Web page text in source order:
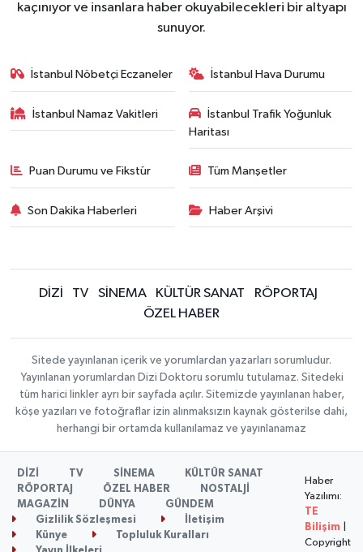
kaçınıyor ve insanlara haber okuyabilecekleri bir altyapı
sunuyor.
İstanbul Nöbetçi Eczaneler İstanbul Hava Durumu
İstanbul Namaz Vakitleri
İstanbul Trafik Yoğunluk
Haritası
Puan Durumu ve Fikstür Tüm Manşetler
Son Dakika Haberleri Haber Arşivi
DİZİ TV SİNEMA KÜLTÜR SANAT
RÖPORTAJ
ÖZEL HABER
Sitede yayınlanan içerik ve yorumlardan yazarları sorumludur.
Yayınlanan yorumlardan Dizi Doktoru sorumlu tutulamaz. Sitedeki
tüm harici linkler ayrı bir sayfada açılır. Sitemizde yayınlanan haber,
köşe yazıları ve fotoğraflar izin alınmaksızın kaynak gösterilse dahi,
herhangi bir ortamda kullanılamaz ve yayınlanamaz
DİZİ TV SİNEMA
KÜLTÜR SANAT
RÖPORTAJ
ÖZEL HABER
NOSTALJİ
MAGAZİN
DÜNYA
GÜNDEM
Gizlilik Sözleşmesi
İletişim
Künye
Topluluk Kuralları
Haber
Yazılımı:
TE
Bilişim
Copyright